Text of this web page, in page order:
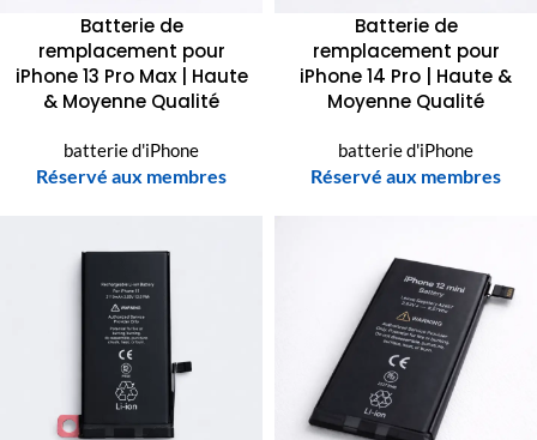
Batterie de
remplacement pour
iPhone 13 Pro Max | Haute
& Moyenne Qualité
batterie d'iPhone
Réservé aux membres
Batterie de
remplacement pour
iPhone 14 Pro | Haute &
Moyenne Qualité
batterie d'iPhone
Réservé aux membres